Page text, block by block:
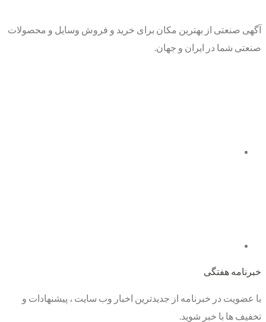
آگهی صنعتی از بهترین مکان برای خرید و فروش وسایل و محصولات
صنعتی شما در ایران و جهان.
خبرنامه هفتگی
با عضویت در خبرنامه از جدیدترین اخبار وب سایت ، پیشنهادات و
تخفیف ها با خبر شوید.